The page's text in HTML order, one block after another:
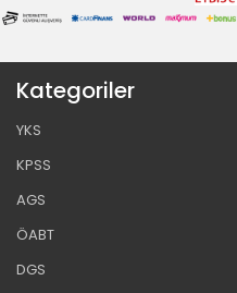
Kategoriler
YKS
KPSS
AGS
ÖABT
DGS